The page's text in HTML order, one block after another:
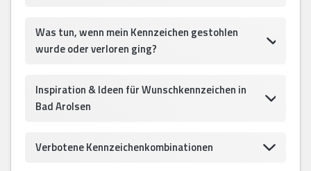
Was tun, wenn mein Kennzeichen gestohlen
wurde oder verloren ging?
Inspiration & Ideen für Wunschkennzeichen in
Bad Arolsen
Verbotene Kennzeichenkombinationen